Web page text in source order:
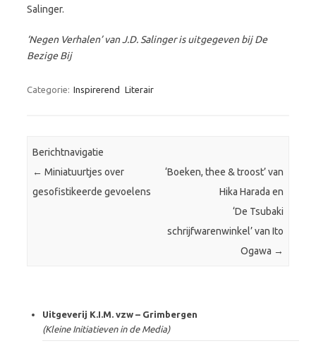
Salinger.
‘Negen Verhalen’ van J.D. Salinger is uitgegeven bij De
Bezige Bij
Categorie: Inspirerend Literair
Berichtnavigatie
← Miniatuurtjes over
gesofistikeerde gevoelens
‘Boeken, thee & troost’ van
Hika Harada en
‘De Tsubaki
schrijfwarenwinkel’ van Ito
Ogawa →
Uitgeverij K.I.M. vzw – Grimbergen
(Kleine Initiatieven in de Media)